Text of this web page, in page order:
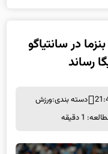
هت‌تریک بنزما در سانتیاگو
رساند
دسته بندی:ورزش
1 دقیقه